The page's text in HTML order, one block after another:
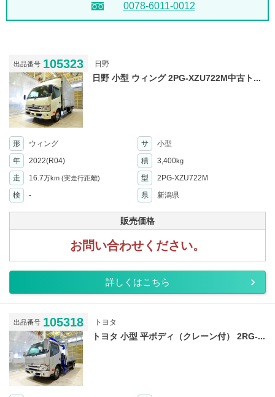
0078-6011-0012
出品番号 105323 日野
日野 小型 ウィング 2PG-XZU722M中古ト...
形 ウィング サ
小型
年
2022(R04) 積 3,400kg
走 16.7万km (実走行距離) 型
2PG-XZU722M
検
- 県 新潟県
販売価格
お問い合わせください。
詳しくはこちら
出品番号 105318 トヨタ
トヨタ 小型 平ボディ（クレーン付） 2RG-...